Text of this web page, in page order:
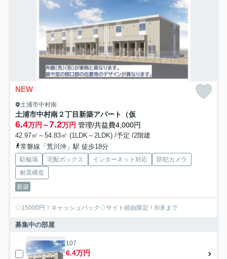
NEW
土浦市中村南
土浦市中村南２丁目新築アパート（仮
6.4万円～7.2万円 管理/共益費4,000円
42.97㎡～54.83㎡ (1LDK～2LDK) /予定 /2階建
常磐線「荒川沖」駅 徒歩18分
駐輪場 宅配ボックス インターネット対応
防犯カメラ
耐震構造
新築
◇15000円！キャッシュバック◇サイト経由限定！8/末まで
募集中の部屋
107
6.4万円